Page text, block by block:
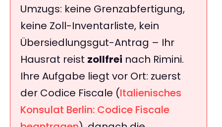
Umzugs: keine Grenzabfertigung,
keine Zoll-Inventarliste, kein
Übersiedlungsgut-Antrag – Ihr
Hausrat reist zollfrei nach Rimini.
Ihre Aufgabe liegt vor Ort: zuerst
der Codice Fiscale (Italienisches
Konsulat Berlin: Codice Fiscale